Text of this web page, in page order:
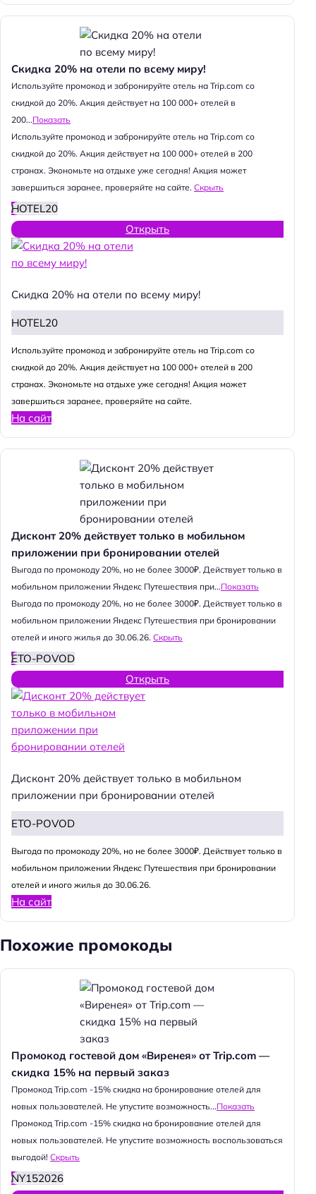
Скидка 20% на отели по всему миру!
Используйте промокод и забронируйте отель на Trip.com со
скидкой до 20%. Акция действует на 100 000+ отелей в
200...Показать
Используйте промокод и забронируйте отель на Trip.com со
скидкой до 20%. Акция действует на 100 000+ отелей в 200
странах. Экономьте на отдыхе уже сегодня! Акция может
завершиться заранее, проверяйте на сайте. Скрыть
HOTEL20
Открыть
Скидка 20% на отели по всему миру!
HOTEL20
Используйте промокод и забронируйте отель на Trip.com со
скидкой до 20%. Акция действует на 100 000+ отелей в 200
странах. Экономьте на отдыхе уже сегодня! Акция может
завершиться заранее, проверяйте на сайте.
На сайт
Дисконт 20% действует только в мобильном
приложении при бронировании отелей
Выгода по промокоду 20%, но не более 3000₽. Действует только в
мобильном приложении Яндекс Путешествия при...Показать
Выгода по промокоду 20%, но не более 3000₽. Действует только в
мобильном приложении Яндекс Путешествия при бронировании
отелей и иного жилья до 30.06.26. Скрыть
ETO-POVOD
Открыть
Дисконт 20% действует только в мобильном
приложении при бронировании отелей
ETO-POVOD
Выгода по промокоду 20%, но не более 3000₽. Действует только в
мобильном приложении Яндекс Путешествия при бронировании
отелей и иного жилья до 30.06.26.
На сайт
Похожие промокоды
Промокод гостевой дом «Виренея» от Trip.com —
скидка 15% на первый заказ
Промокод Trip.com -15% скидка на бронирование отелей для
новых пользователей. Не упустите возможность...Показать
Промокод Trip.com -15% скидка на бронирование отелей для
новых пользователей. Не упустите возможность воспользоваться
выгодой! Скрыть
NY152026